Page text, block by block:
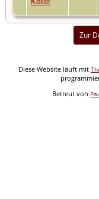
Zur
Diese Website läuft mit
Betreut von